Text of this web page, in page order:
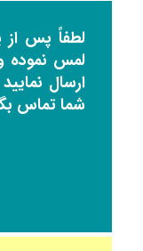
لطفاً پس از
لمس نموده
شما تماس